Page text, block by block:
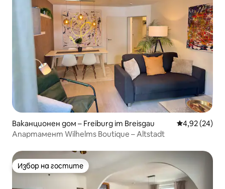
Ваканционен дом – Freiburg im Breisgau Средна
4,92 (24)
Апартамент Wilhelms Boutique – Altstadt
Избор на гостите
Избор на гостите